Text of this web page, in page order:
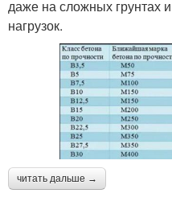
даже на сложных грунтах
нагрузок.
читать дальше →